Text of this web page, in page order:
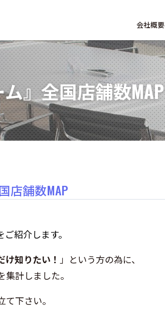
会社概要
』全国店舗数MAP
店舗数MAP
紹介します。
け知りたい！ 」という方の為に、
集計しました。
下さい。